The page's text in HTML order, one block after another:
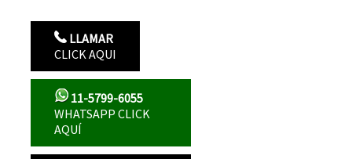
LLAMAR
CLICK AQUI
11-5799-6055
WHATSAPP CLICK
AQUÍ